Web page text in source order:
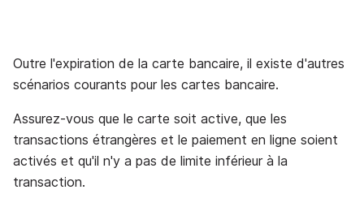
Outre l'expiration de la carte bancaire, il existe d'autres
scénarios courants pour les cartes bancaire.
Assurez-vous que le carte soit active, que les
transactions étrangères et le paiement en ligne soient
activés et qu'il n'y a pas de limite inférieur à la
transaction.